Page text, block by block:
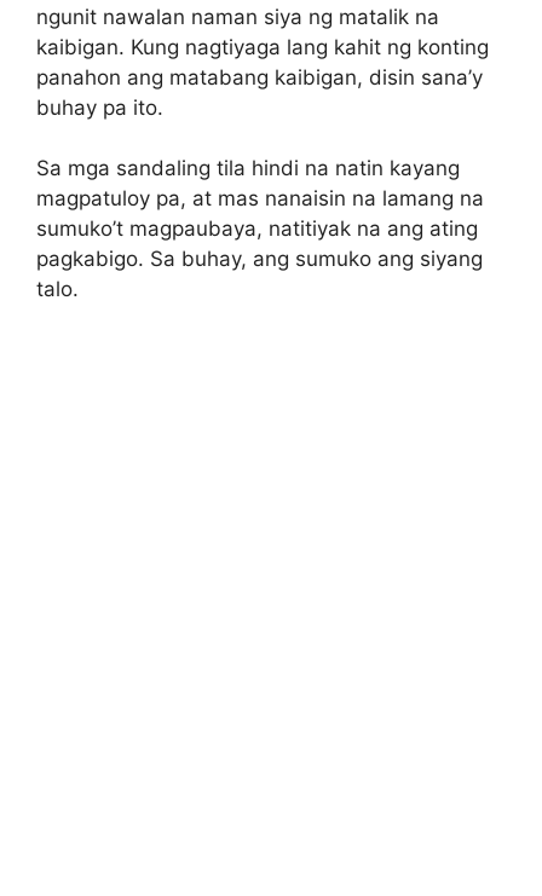
ngunit nawalan naman siya ng matalik na
kaibigan. Kung nagtiyaga lang kahit ng konting
panahon ang matabang kaibigan, disin sana’y
buhay pa ito.
Sa mga sandaling tila hindi na natin kayang
magpatuloy pa, at mas nanaisin na lamang na
sumuko’t magpaubaya, natitiyak na ang ating
pagkabigo. Sa buhay, ang sumuko ang siyang
talo.